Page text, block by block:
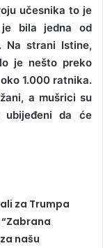
učesnika to je
bila jedna od
Na strani Istine,
je nešto preko
1.000 ratnika.
a mušrici su
da će
za Trumpa
našu